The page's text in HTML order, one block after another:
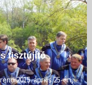
tisztújító
2015. április 25-én,